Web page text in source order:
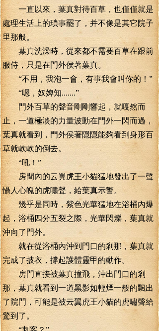
一直以來，葉真對待百草，也僅僅就是
處理生活上的瑣事罷了，并不像是其它院子
里那般。
葉真洗澡時，從來都不需要百草在跟前
服侍，只是在門外侯著葉真。
“不用，我泡一會，有事我會叫你的！”
“嗯，奴婢知.......”
門外百草的聲音剛剛響起，就嘎然而
止，一道極淡的力量波動在門外一閃而過，
葉真就看到，門外侯著隱隱能夠看到身形百
草就軟軟的倒去。
“吼！”
房間內的云翼虎王小貓猛地發出了一聲
懾人心魄的虎嘯聲，給葉真示警。
幾乎是同時，紫色光華猛地在浴桶內爆
起，浴桶四分五裂之際，光華閃爍，葉真就
沖向了門外。
就在從浴桶內沖到門口的剎那，葉真就
完成了披衣，撐起護體靈甲的動作。
房門直接被葉真撞飛，沖出門口的剎
那，葉真就看到一道黑影如輕煙一般的飄出
了院門，可能是被云翼虎王小貓的虎嘯聲給
驚到了。